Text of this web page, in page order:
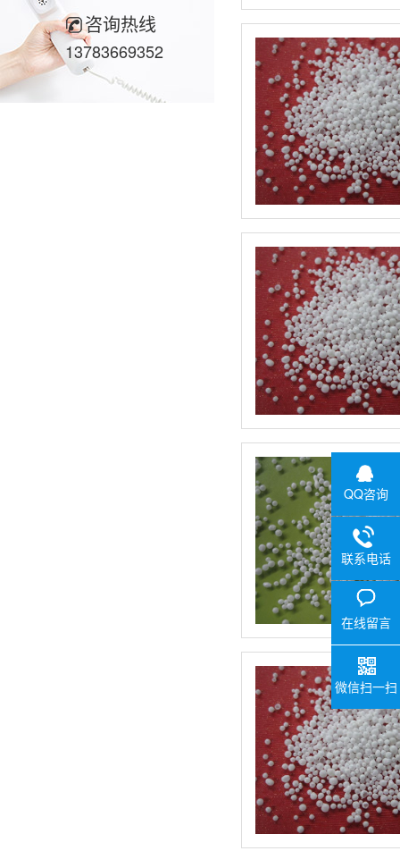
咨询热线
13783669352
QQ咨询
联系电话
在线留言
微信扫一扫